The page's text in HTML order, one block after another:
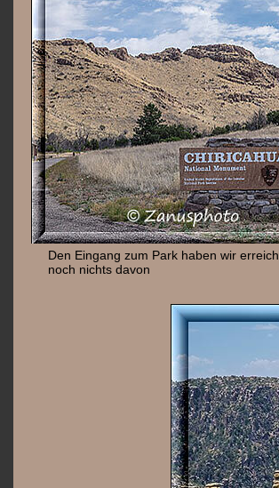
Den Eingang zum Park haben wir
noch nichts davon